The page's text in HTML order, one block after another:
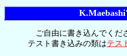
ご自由に書き込んでくだ
テスト書き込みの類はテス